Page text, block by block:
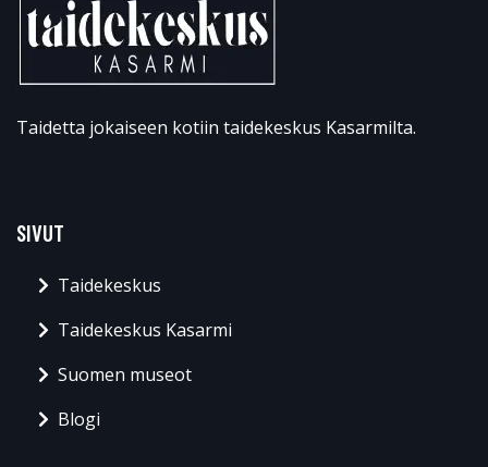
Taidetta jokaiseen kotiin taidekeskus Kasarmilta.
SIVUT
Taidekeskus
Taidekeskus Kasarmi
Suomen museot
Blogi